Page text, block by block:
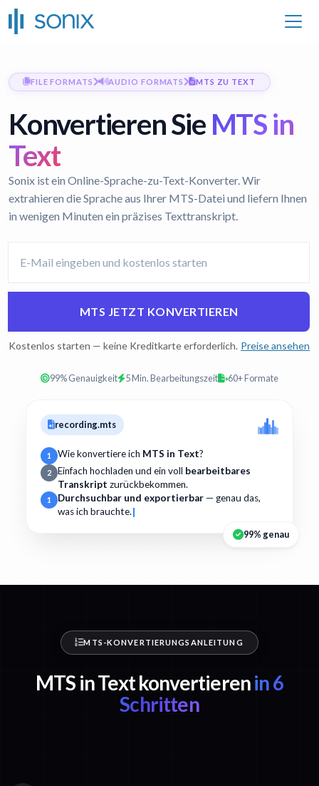
FILE FORMATS AUDIO FORMATS MTS ZU TEXT
Konvertieren SieMTS in
Text
Sonix ist ein Online-Sprache-zu-Text-Konverter. Wir
extrahieren die Sprache aus Ihrer MTS-Datei und liefern Ihnen
in wenigen Minuten ein präzises Texttranskript.
MTS JETZT KONVERTIEREN
Kostenlos starten — keine Kreditkarte erforderlich. Preise ansehen
99% Genauigkeit 5 Min. Bearbeitungszeit 60+ Formate
recording.mts
1 Wie konvertiere ich MTS in Text?
2 Einfach hochladen und ein voll bearbeitbares
Transkript zurückbekommen.
1 Durchsuchbar und exportierbar — genau das,
was ich brauchte.
99% genau
MTS-KONVERTIERUNGSANLEITUNG
MTS in Text konvertierenin 6
Schritten